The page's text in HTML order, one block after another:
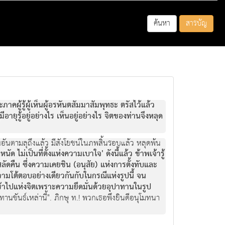
ค้นหา สารบัญ
าคผู้รู้ผู้เห็นผู้อรหันตสัมมาสัมพุทธะ ตรัสไว้แล้ว
รู้อยู่อย่างไร เห็นอยู่อย่างไร จิตของท่านจึงหลุด
นตามลุถึงแล้ว มีสังโยชน์ในภพสิ้นรอบแล้ว หลุดพ้น
นัด ไม่เป็นที่ตั้งแห่งความเบาใจ' ดังนี้แล้ว ข้าพเจ้ารู้
ดคืน ซึ่งความเคยชิน (อนุสัย) แห่งการตั้งทับและ
โต้ตอบอย่างเดียวกันกับในกรณีแห่งรูปนี้ จน
ไปแห่งจิตเพราะความยึดมั่นด้วยอุปาทานในรูป
านขันธ์เหล่านี้". ภิกษุ ท.! พวกเธอพึงยินดีอนุโมทนา